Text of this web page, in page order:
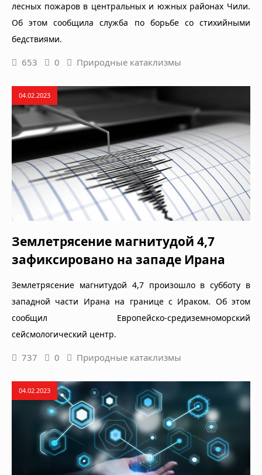
лесных пожаров в центральных и южных районах Чили.
Об этом сообщила служба по борьбе со стихийными
бедствиями.
653 0 Природные катаклизмы
04.02.2023
Землетрясение магнитудой 4,7
зафиксировано на западе Ирана
Землетрясение магнитудой 4,7 произошло в субботу в
западной части Ирана на границе с Ираком. Об этом
сообщил Европейско-средиземноморский
сейсмологический центр.
737 0 Природные катаклизмы
04.02.2023